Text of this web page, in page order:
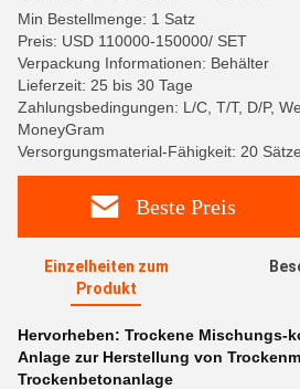
Min Bestellmenge: 1 Satz
Preis: USD 110000-150000/ SET
Verpackung Informationen: Behälter
Lieferzeit: 25 bis 30 Tage
Zahlungsbedingungen: L/C, T/T, D/P,
MoneyGram
Versorgungsmaterial-Fähigkeit: 20
Beste Preis
Einzelheiten zum
Produkt
Hervorheben: Trockene Mischungs-
Anlage zur Herstellung von
Trockenbetonanlage